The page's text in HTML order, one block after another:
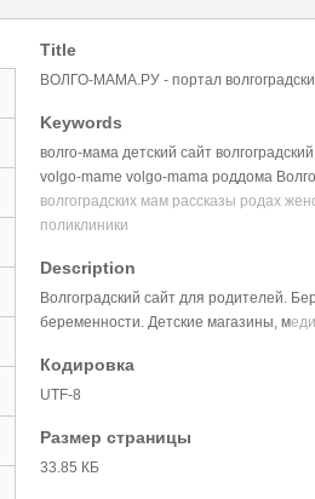
Title
ВОЛГО-МАМА.РУ - портал
Keywords
волго-мама детский сайт
volgo-mame volgo-mama роддома
волгоградских мам рассказы родах
поликлиники
Description
Волгоградский сайт для родителей.
беременности. Детские магазины, м
Кодировка
UTF-8
Размер страницы
33.85 КБ